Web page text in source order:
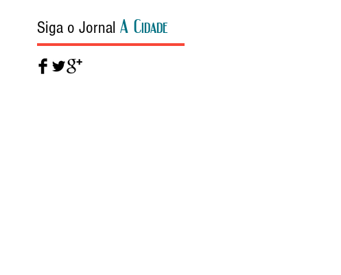
Siga o Jornal A Cidade